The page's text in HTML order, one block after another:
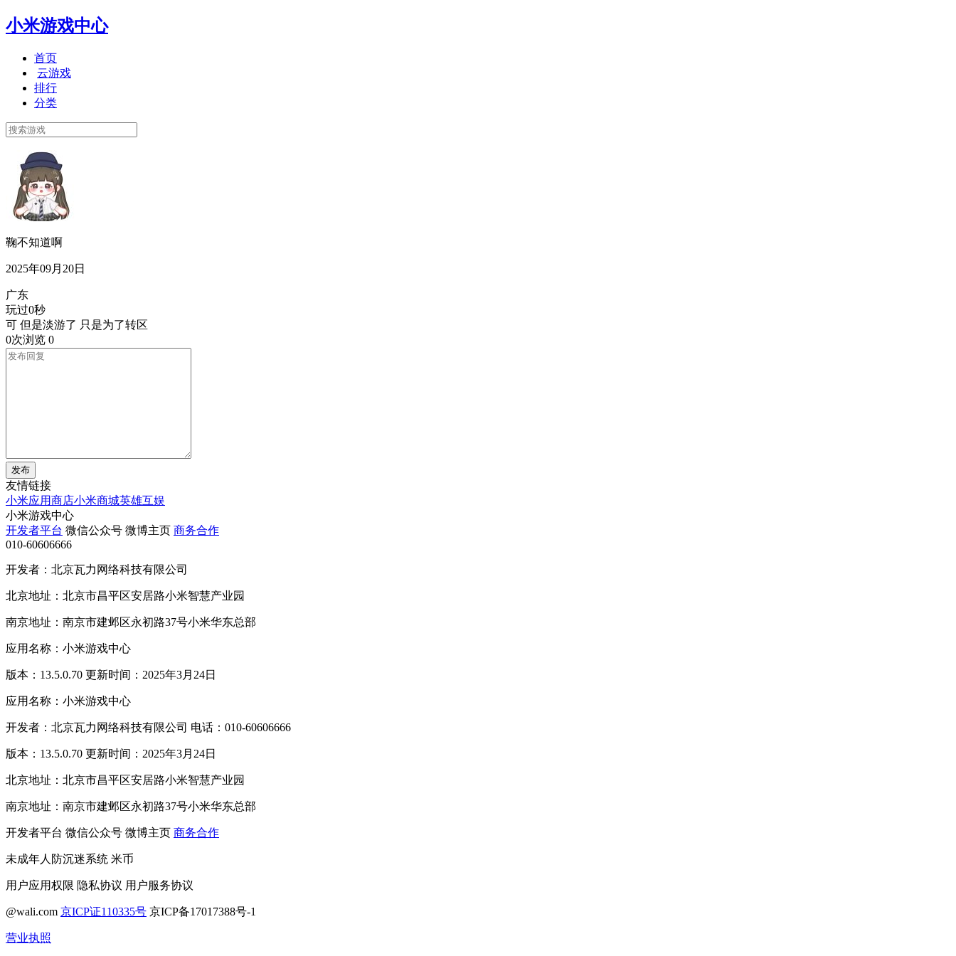
小米游戏中心
首页
云游戏
排行
分类
鞠不知道啊
2025年09月20日
广东
玩过0秒
可 但是淡游了 只是为了转区
0次浏览 0
发布
友情链接
小米应用商店小米商城英雄互娱
小米游戏中心
开发者平台 微信公众号 微博主页 商务合作
010-60606666
开发者：北京瓦力网络科技有限公司
北京地址：北京市昌平区安居路小米智慧产业园
南京地址：南京市建邺区永初路37号小米华东总部
应用名称：小米游戏中心
版本：13.5.0.70 更新时间：2025年3月24日
应用名称：小米游戏中心
开发者：北京瓦力网络科技有限公司 电话：010-60606666
版本：13.5.0.70 更新时间：2025年3月24日
北京地址：北京市昌平区安居路小米智慧产业园
南京地址：南京市建邺区永初路37号小米华东总部
开发者平台 微信公众号 微博主页 商务合作
未成年人防沉迷系统 米币
用户应用权限 隐私协议 用户服务协议
@wali.com 京ICP证110335号 京ICP备17017388号-1
营业执照